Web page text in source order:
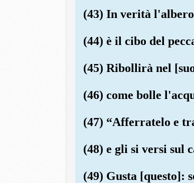
(43) In verità
(44) è il cibo del
(45) Ribollirà nel
(46) come bolle
(47) “Afferratelo e
(48) e gli si versi sul
(49) Gusta [questo]: